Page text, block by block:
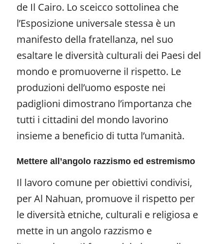
de Il Cairo. Lo sceicco sottolinea che
l’Esposizione universale stessa è un
manifesto della fratellanza, nel suo
esaltare le diversità culturali dei Paesi del
mondo e promuoverne il rispetto. Le
produzioni dell’uomo esposte nei
padiglioni dimostrano l’importanza che
tutti i cittadini del mondo lavorino
insieme a beneficio di tutta l’umanità.
Mettere all’angolo razzismo ed estremismo
Il lavoro comune per obiettivi condivisi,
per Al Nahuan, promuove il rispetto per
le diversità etniche, culturali e religiosa e
mette in un angolo razzismo e